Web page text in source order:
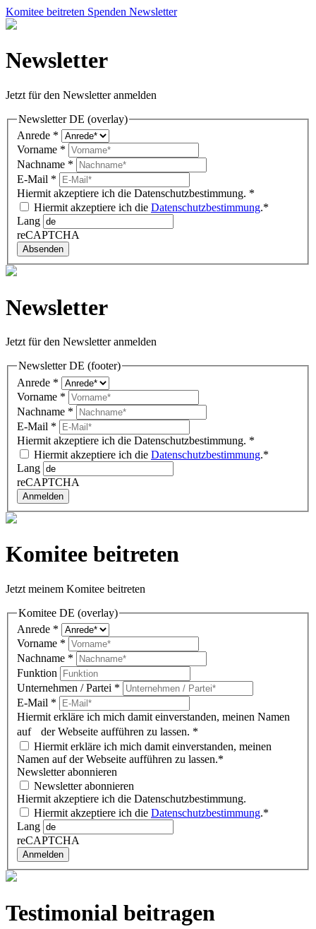
Komitee beitreten Spenden Newsletter
Newsletter
Jetzt für den Newsletter anmelden
Newsletter DE (overlay)
Anrede *
Vorname *
Nachname *
E-Mail *
Hiermit akzeptiere ich die Datenschutzbestimmung. *
Hiermit akzeptiere ich die Datenschutzbestimmung.*
Lang
reCAPTCHA
Absenden
Newsletter
Jetzt für den Newsletter anmelden
Newsletter DE (footer)
Anrede *
Vorname *
Nachname *
E-Mail *
Hiermit akzeptiere ich die Datenschutzbestimmung. *
Hiermit akzeptiere ich die Datenschutzbestimmung.*
Lang
reCAPTCHA
Anmelden
Komitee beitreten
Jetzt meinem Komitee beitreten
Komitee DE (overlay)
Anrede *
Vorname *
Nachname *
Funktion
Unternehmen / Partei *
E-Mail *
Hiermit erkläre ich mich damit einverstanden, meinen Namen
auf der Webseite aufführen zu lassen. *
Hiermit erkläre ich mich damit einverstanden, meinen
Namen auf der Webseite aufführen zu lassen.*
Newsletter abonnieren
Newsletter abonnieren
Hiermit akzeptiere ich die Datenschutzbestimmung.
Hiermit akzeptiere ich die Datenschutzbestimmung.*
Lang
reCAPTCHA
Anmelden
Testimonial beitragen